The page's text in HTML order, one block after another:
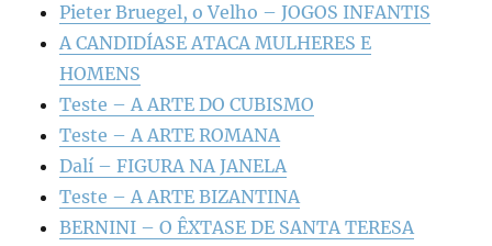
Pieter Bruegel, o Velho – JOGOS INFANTIS
A CANDIDÍASE ATACA MULHERES E
HOMENS
Teste – A ARTE DO CUBISMO
Teste – A ARTE ROMANA
Dalí – FIGURA NA JANELA
Teste – A ARTE BIZANTINA
BERNINI – O ÊXTASE DE SANTA TERESA